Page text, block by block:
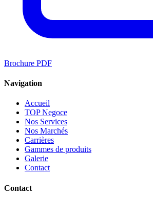
Brochure PDF
Navigation
Accueil
TOP Negoce
Nos Services
Nos Marchés
Carrières
Gammes de produits
Galerie
Contact
Contact